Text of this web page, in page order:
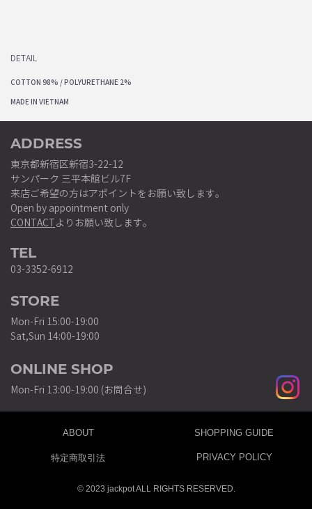
DETAIL
COTTON 98% / POLYURETHANE 2%
MADE IN VIETNAM
ADDRESS
東京都新宿区新宿3-22-12
サンパーク 三平本館ビル7F
来店ご希望の方はアポイントをお願い致します。
Open by appointment only
CONTACTよりお願い致します。
TEL
03-3352-6912
STORE
Mon-Fri 15:00-19:00
Sat,Sun 14:00-19:00
ONLINE SHOP
Mon-Fri 13:00-19:00 (お問合せ)
ABOUT SHOPPING GUIDE
特定商取引法 PRIVACY POLICY
© 2023 jackpot ALL RIGHTS RESERVED.